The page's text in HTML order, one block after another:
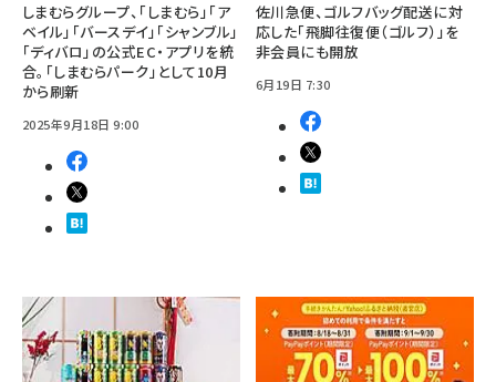
しまむらグループ、「しまむら」「ア
ベイル」「バースデイ」「シャンブル」
「ディバロ」の公式EC・アプリを統
合。「しまむらパーク」として10月
から刷新
2025年9月18日 9:00
佐川急便、ゴルフバッグ配送に対
応した「飛脚往復便（ゴルフ）」を
非会員にも開放
6月19日 7:30